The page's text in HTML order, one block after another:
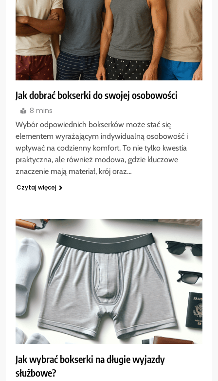
Jak dobrać bokserki do swojej osobowości
8 mins
Wybór odpowiednich bokserków może stać się
elementem wyrażającym indywidualną osobowość i
wpływać na codzienny komfort. To nie tylko kwestia
praktyczna, ale również modowa, gdzie kluczowe
znaczenie mają materiał, krój oraz…
Czytaj więcej
Jak wybrać bokserki na długie wyjazdy
służbowe?